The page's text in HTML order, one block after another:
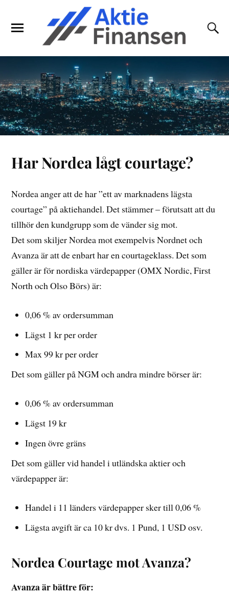
Har Nordea lågt courtage?
Nordea anger att de har ”ett av marknadens lägsta
courtage” på aktiehandel. Det stämmer – förutsatt att du
tillhör den kundgrupp som de vänder sig mot.
Det som skiljer Nordea mot exempelvis Nordnet och
Avanza är att de enbart har en courtageklass. Det som
gäller är för nordiska värdepapper (OMX Nordic, First
North och Olso Börs) är:
0,06 % av ordersumman
Lägst 1 kr per order
Max 99 kr per order
Det som gäller på NGM och andra mindre börser är:
0,06 % av ordersumman
Lägst 19 kr
Ingen övre gräns
Det som gäller vid handel i utländska aktier och
värdepapper är:
Handel i 11 länders värdepapper sker till 0,06 %
Lägsta avgift är ca 10 kr dvs. 1 Pund, 1 USD osv.
Nordea Courtage mot Avanza?
Avanza är bättre för: